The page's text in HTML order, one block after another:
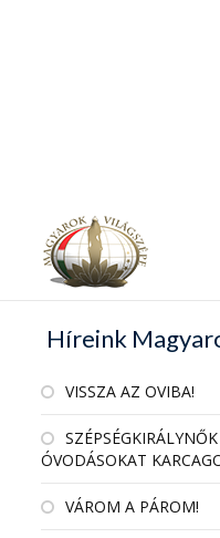
Híreink
VISSZA AZ OVIBA!
ÓVODÁSOKAT
VÁROM A PÁROM!